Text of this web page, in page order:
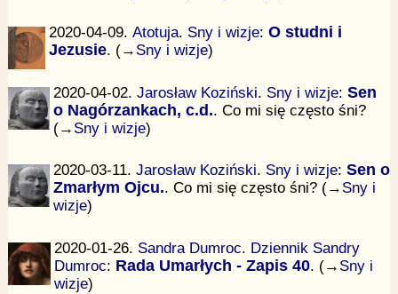
2020-04-09. Atotuja. Sny i wizje: O studni i
Jezusie. (→ Sny i wizje)
2020-04-02. Jarosław Koziński. Sny i wizje: Sen
o Nagórzankach, c.d.. Co mi się często śni?
(→ Sny i wizje)
2020-03-11. Jarosław Koziński. Sny i wizje: Sen o
Zmarłym Ojcu.. Co mi się często śni? (→ Sny i
wizje)
2020-01-26. Sandra Dumroc. Dziennik Sandry
Dumroc: Rada Umarłych - Zapis 40. (→ Sny i
wizje)